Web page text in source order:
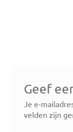
Geef
Je e-
velden zijn